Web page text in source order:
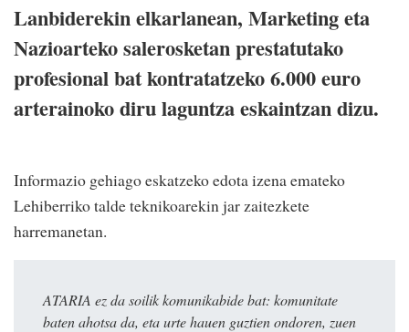
Lanbiderekin elkarlanean, Marketing eta
Nazioarteko salerosketan prestatutako
profesional bat kontratatzeko 6.000 euro
arterainoko diru laguntza eskaintzan dizu.
Informazio gehiago eskatzeko edota izena emateko
Lehiberriko talde teknikoarekin jar zaitezkete
harremanetan.
ATARIA ez da soilik komunikabide bat: komunitate
baten ahotsa da, eta urte hauen guztien ondoren, zuen